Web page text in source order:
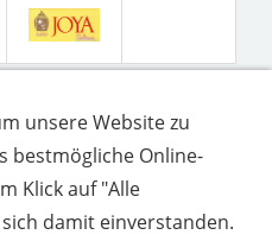
Datenschutz
unsere Website zu
bestmögliche Online-
Klick auf "Alle
damit einverstanden.